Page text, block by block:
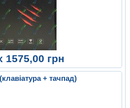
1575,00 грн
+ тачпад)